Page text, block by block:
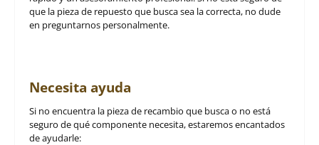
que la pieza de repuesto que busca sea la correcta, no dude
en preguntarnos personalmente.
Necesita ayuda
Si no encuentra la pieza de recambio que busca o no está
seguro de qué componente necesita, estaremos encantados
de ayudarle: